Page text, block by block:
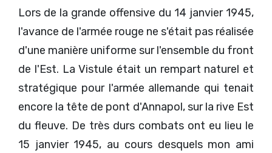
Lors de la grande offensive du 14 janvier 1945,
l'avance de l'armée rouge ne s'était pas réalisée
d'une manière uniforme sur l'ensemble du front
de l'Est. La Vistule était un rempart naturel et
stratégique pour l'armée allemande qui tenait
encore la tête de pont d'Annapol, sur la rive Est
du fleuve. De très durs combats ont eu lieu le
15 janvier 1945, au cours desquels mon ami